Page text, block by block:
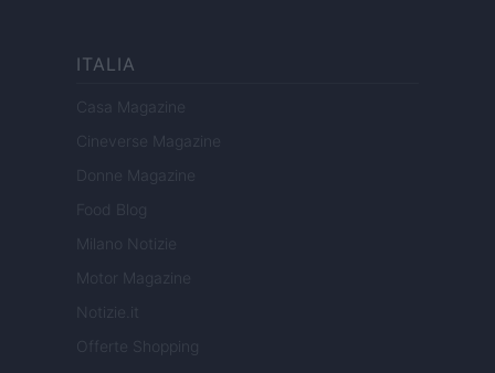
ITALIA
Casa Magazine
Cineverse Magazine
Donne Magazine
Food Blog
Milano Notizie
Motor Magazine
Notizie.it
Offerte Shopping